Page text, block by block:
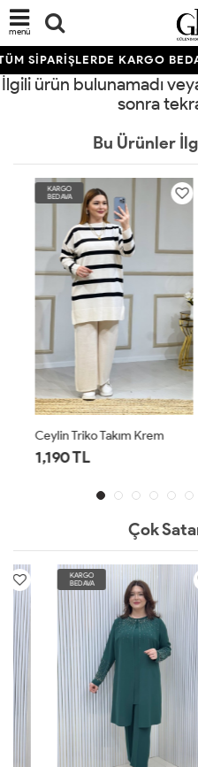
menü
SİPARİŞLERDE KARGO
İlgili ürün bulunamadı
sonra
Bu Ürünler
KARGO
BEDAVA
Ceylin Triko Takım Krem
1,190 TL
Çok